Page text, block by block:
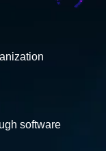
software